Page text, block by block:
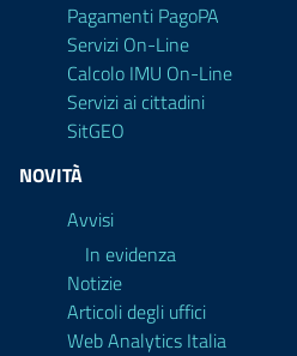
Pagamenti PagoPA
Servizi On-Line
Calcolo IMU On-Line
Servizi ai cittadini
SitGEO
NOVITÀ
Avvisi
In evidenza
Notizie
Articoli degli uffici
Web Analytics Italia